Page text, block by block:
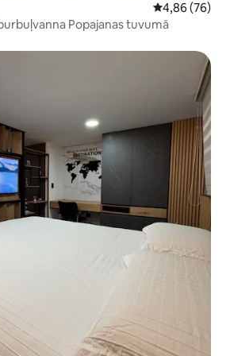
Vidējais
4,86 (76)
Popajanas tuvumā